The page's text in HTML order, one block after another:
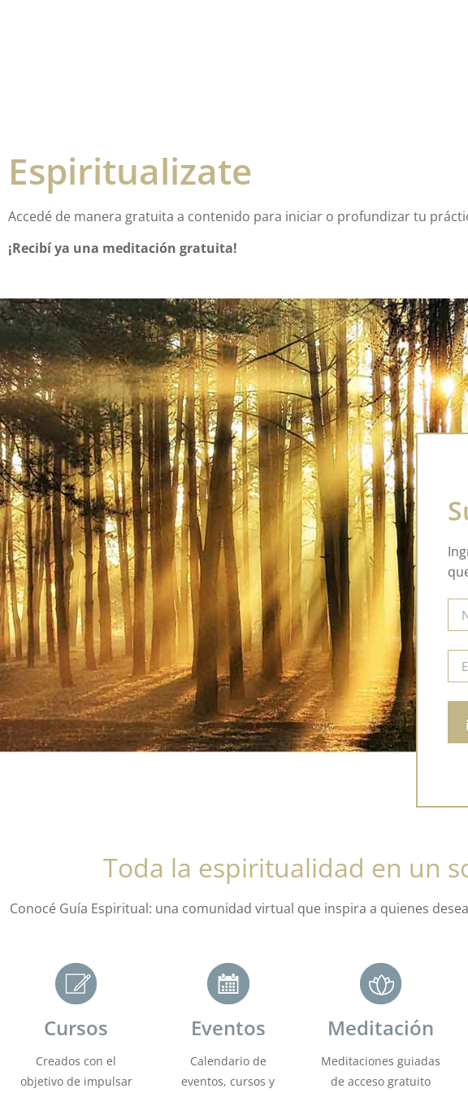
Espiritualizate
Accedé de manera gratuita a contenido para iniciar o profundizar tu
¡Recibí ya una meditación gratuita!
Toda la espiritualidad en un
Conocé Guía Espiritual: una comunidad virtual que inspira a quienes
Cursos
Creados con el
objetivo de impulsar
Eventos
Calendario de
eventos, cursos y
Meditación
Meditaciones guiadas
de acceso gratuito